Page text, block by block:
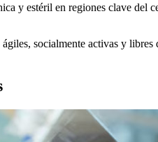
y estéril en regiones clave del
socialmente activas y